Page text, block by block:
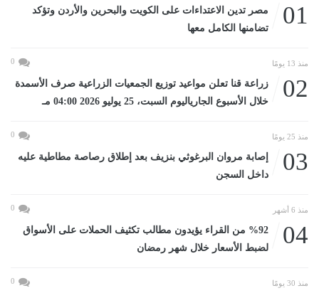
01
مصر تدين الاعتداءات على الكويت والبحرين والأردن وتؤكد
تضامنها الكامل معها
منذ 13 يومًا 0
02
زراعة قنا تعلن مواعيد توزيع الجمعيات الزراعية صرف الأسمدة
خلال الأسبوع الجارياليوم السبت، 25 يوليو 2026 04:00 مـ
منذ 25 يومًا 0
03
إصابة مروان البرغوثي بنزيف بعد إطلاق رصاصة مطاطية عليه
داخل السجن
منذ 6 أشهر 0
04
%92 من القراء يؤيدون مطالب تكثيف الحملات على الأسواق
لضبط الأسعار خلال شهر رمضان
منذ 30 يومًا 0